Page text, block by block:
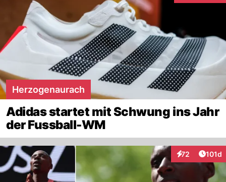
Herzogenaurach
Adidas startet mit Schwung ins Jahr
der Fussball-WM
72
Interaktionen
101d